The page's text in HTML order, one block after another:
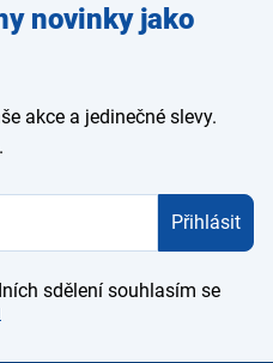
novinky jako
akce a jedinečné slevy.
Přihlásit
sdělení souhlasím se